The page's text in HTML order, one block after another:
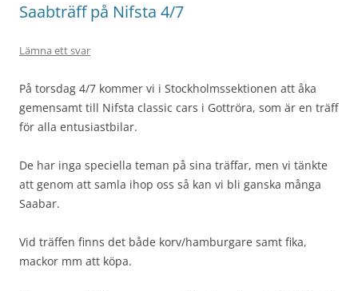
Saabträff på Nifsta 4/7
Lämna ett svar
På torsdag 4/7 kommer vi i Stockholmssektionen att åka
gemensamt till Nifsta classic cars i Gottröra, som är en träff
för alla entusiastbilar.
De har inga speciella teman på sina träffar, men vi tänkte
att genom att samla ihop oss så kan vi bli ganska många
Saabar.
Vid träffen finns det både korv/hamburgare samt fika,
mackor mm att köpa.